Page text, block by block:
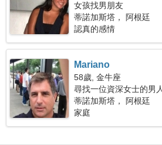
女孩找男朋友
蒂諾加斯塔， 阿根廷
認真的感情
Mariano
58歲, 金牛座
尋找一位資深女士的男
蒂諾加斯塔， 阿根廷
家庭